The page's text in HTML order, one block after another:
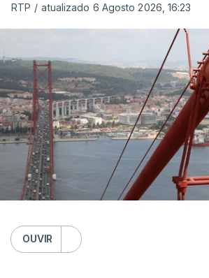
RTP / atualizado 6 Agosto 2026, 16:23
OUVIR